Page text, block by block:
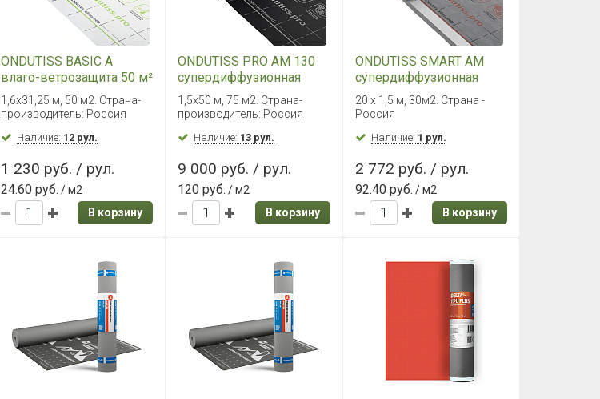
ONDUTISS BASIC A
влаго-ветрозащита 50 м²
1,6х31,25 м, 50 м2. Страна-
производитель: Россия
Наличие: 12 рул.
1 230 руб. / рул.
24.60 руб. / м2
В корзину
ONDUTISS PRO AM 130
супердиффузионная
мембрана 75 м²
1,5х50 м, 75 м2. Страна-
производитель: Россия
Наличие: 13 рул.
9 000 руб. / рул.
120 руб. / м2
В корзину
ONDUTISS SMART AM
супердиффузионная
мембрана 30 м²
20 х 1,5 м, 30м2. Страна -
Россия
Наличие: 1 рул.
2 772 руб. / рул.
92.40 руб. / м2
В корзину